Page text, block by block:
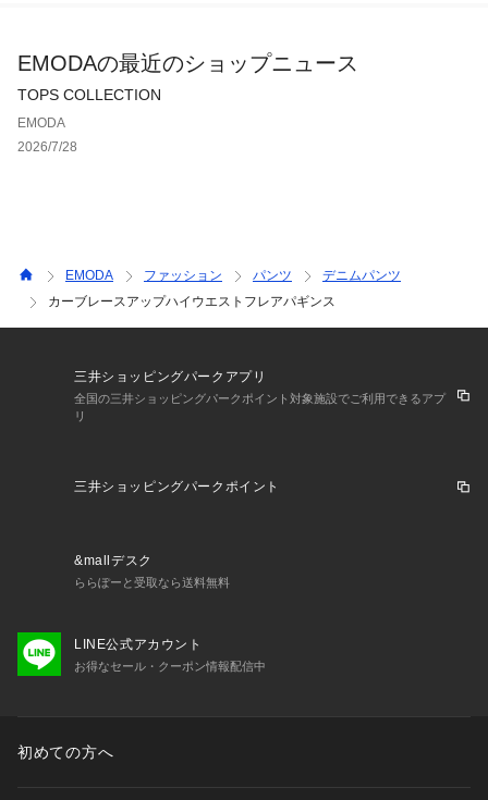
場合がございますので、生地のズームアップ画像をご確認くだ
さい。
合がございます。
サイズ感：普通
裏地：なし
EMODAの最近のショップニュース
TOPS COLLECTION
EMODA
2026/7/28
EMODA ファッション パンツ
デニムパンツ
カーブレースアップハイウエストフレアパギンス
三井ショッピングパークアプリ
全国の三井ショッピングパークポイント対象施設でご利用できるアプ
リ
三井ショッピングパークポイント
&mallデスク
ららぽーと受取なら送料無料
LINE公式アカウント
お得なセール・クーポン情報配信中
初めての方へ